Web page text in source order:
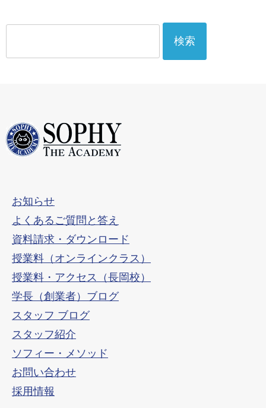
索:
お知らせ
よくあるご質問と答え
資料請求・ダウンロード
授業料（オンラインクラス）
授業料・アクセス（長岡校）
学長（創業者）ブログ
スタッフ ブログ
スタッフ紹介
ソフィー・メソッド
お問い合わせ
採用情報